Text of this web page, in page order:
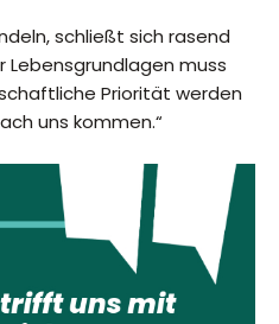
schließt sich rasend
Lebensgrundlagen muss
Priorität werden
uns kommen.“